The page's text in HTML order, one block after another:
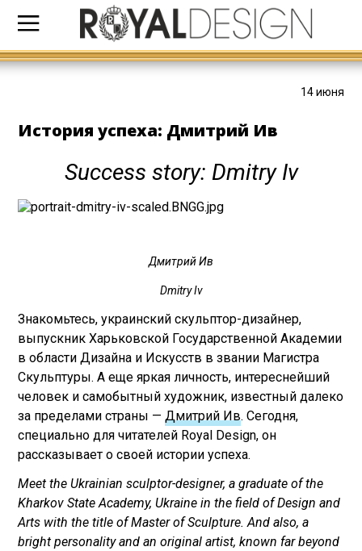
14 июня
История успеха: Дмитрий Ив
Success story: Dmitry Iv
Дмитрий Ив
Dmitry Iv
Знакомьтесь, украинский скульптор-дизайнер,
выпускник Харьковской Государственной Академии
в области Дизайна и Искусств в звании Магистра
Скульптуры. А еще яркая личность, интереснейший
человек и самобытный художник, известный далеко
за пределами страны —Дмитрий Ив. Сегодня,
специально для читателей Royal Design, он
рассказывает о своей истории успеха.
Meet the Ukrainian sculptor-designer, a graduate of the
Kharkov State Academy, Ukraine in the field of Design and
Arts with the title of Master of Sculpture. And also, a
bright personality and an original artist, known far beyond